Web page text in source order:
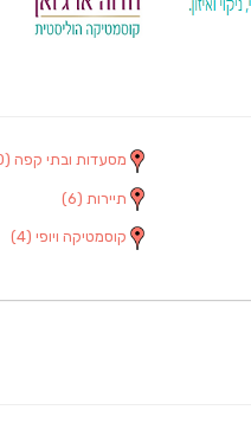
מסעדות ובתי קפה (10)
תיירות (6)
קוסמטיקה ויופי (4)